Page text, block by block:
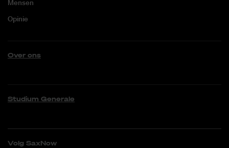
Mensen
Opinie
Over ons
Studium Generale
Volg SaxNow